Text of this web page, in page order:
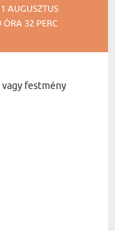
AUGUSZTUS
ÓRA 32 PERC
festmény